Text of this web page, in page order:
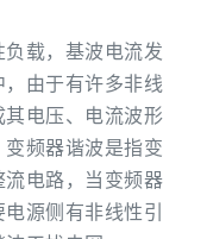
载，基波电流发
由于有许多非线
电压、电流波形
频器谐波是指变
电路，当变频器
源侧有非线性引